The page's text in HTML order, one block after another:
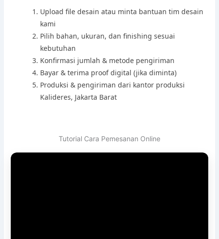
Upload file desain atau minta bantuan tim desain
kami
Pilih bahan, ukuran, dan finishing sesuai
kebutuhan
Konfirmasi jumlah & metode pengiriman
Bayar & terima proof digital (jika diminta)
Produksi & pengiriman dari kantor produksi
Kalideres, Jakarta Barat
Tutorial Cara Pemesanan Online